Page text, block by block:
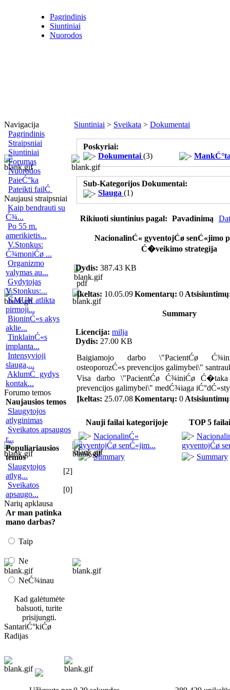
Pagrindinis
Siuntiniai
Nuorodos
Navigacija
Pagrindinis
Straipsniai
Siuntiniai
Forumas
Nuorodos
PaieĆ°ka
Pateikti failĆ
Naujausi straipsniai
Kaip bendrauti su
Ć¾...
Po 55 m.
amerikietis...
V.Stonkus:
Ć¾moniĆø ...
Organizmo
valymas au...
Gydytojas
V.Stonkus:...
KMUK atlikta
pirmoji...
BioninĆ«s akys
aklie...
TinklainĆ«s
implanta...
Intensyvioji
slauga,...
AklumĆ gydys
kontak...
Forumo temos
Naujausios temos
Slaugytojos
atlyginimas
Sveikatos apsaugos
r...
Populiariausios
temos
Slaugytojos
atlyg...
[2]
Sveikatos
apsaugo...
[0]
Narių apklausa
Ar man patinka
mano darbas?
Taip
Ne
NeĆ¾inau
Kad galėtumėte
balsuoti, turite
prisijungti.
SantariĆ°kiĆø
Radijas
Siuntiniai > Sveikata > Dokumentai
Poskyriai:
Dokumentai (3)
Sub-Kategorijos Dokumentai:
Slauga (1)
Rikiuoti siuntinius pagal: Pavadinimą
NacionalinĆ« gyventojĆø senĆ«jimo
Ć�veikimo strategija
Dydis: 387.43 KB
pdf
Įkeltas: 10.05.09Komentarų: 0
Summary
Licencija: milja
Dydis: 27.00 KB
Baigiamojo darbo \"PacientĆø
osteoporozĆ«s prevencijos galimybei\"
Visa darbo \"PacientĆø Ć¾iniĆø Ć�taka
prevencijos galimybei\" medĆ¾iaga
Įkeltas: 25.07.08Komentarų: 0
Nauji failai kategorijoje
TOP 5
NacionalinĆ«
gyventojĆø senĆ«jim...
Summary
gyventojĆø
Summary
Kiekviena Ć¾mogiĆ°koji gyvybĆ« turi prigimtinĆ¦ teisĆ¦